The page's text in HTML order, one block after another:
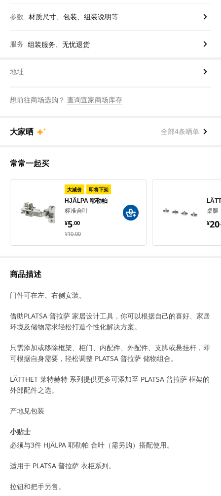
参数 材质尺寸、包装、组装说明等
服务 组装服务、无忧退货
地址
想前往商场选购？ 查询宜家商场库存
大家晒 全部4条晒单
常常一起买
大减价
即将下架
HJÄLPA 耶勒帕
标准合叶
¥10.00
¥ 10.00
¥5.00
¥ 5.00
桌腿
¥20.
¥
商品描述
门件可在左、右侧安装。
借助PLATSA 普拉萨 家居设计工具，你可以根据自己的喜好、家居
环境及储物需求轻松打造个性化解决方案。
只需添加或移除框架、柜门、内配件、外配件、支脚或悬挂杆，即
可根据自身需要，轻松调整 PLATSA 普拉萨 储物组合。
LÄTTHET 莱特赫特 系列提供更多可添加至 PLATSA 普拉萨 框架的
外部配件之选。
产地见包装
小贴士
必须与3件 HJÄLPA 耶勒帕 合叶（需另购）搭配使用。
适用于 PLATSA 普拉萨 衣柜系列。
拉钮和把手另售。